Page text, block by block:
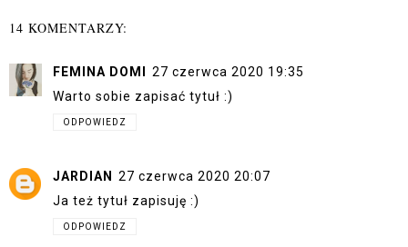
14 KOMENTARZY:
FEMINA DOMI
27 czerwca 2020 19:35
Warto sobie zapisać tytuł :)
ODPOWIEDZ
JARDIAN 27 czerwca 2020 20:07
Ja też tytuł zapisuję :)
ODPOWIEDZ